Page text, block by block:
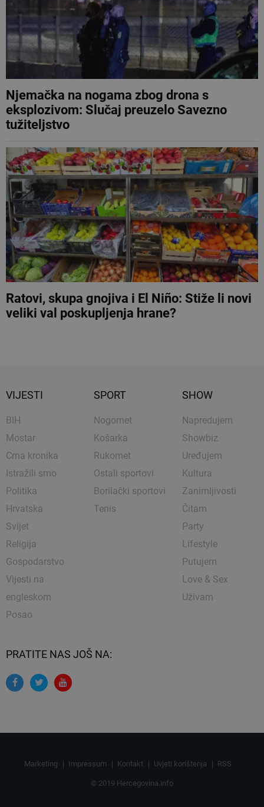
Njemačka na nogama zbog drona s
eksplozivom: Slučaj preuzelo Savezno
tužiteljstvo
Ratovi, skupa gnojiva i El Niño: Stiže li novi
veliki val poskupljenja hrane?
VIJESTI
BIH
Mostar
Crna kronika
Istražili smo
Politika
Hrvatska
Svijet
Religija
Gospodarstvo
Vijesti na
engleskom
Posao
SPORT
Nogomet
Košarka
Rukomet
Ostali sportovi
Borilački sportovi
Tenis
SHOW
Napredujem
Showbiz
Uređujem
Kultura
Zanimljivosti
Čitam
Party
Lifestyle
Putujem
Love & Sex
Uživam
PRATITE NAS JOŠ NA:
Marketing Impressum Kontakt Uvjeti korištenja RSS
© 2019 Hercegovina.info